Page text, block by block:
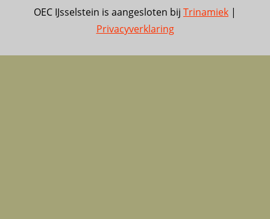
OEC IJsselstein is aangesloten bij Trinamiek |
Privacyverklaring